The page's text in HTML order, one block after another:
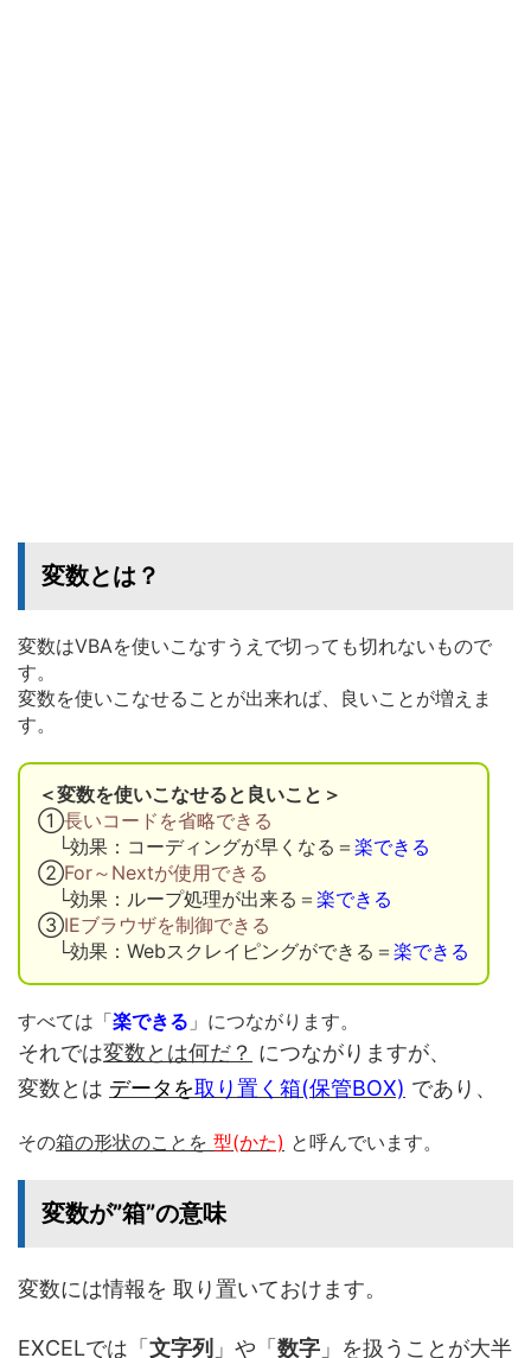
変数とは？
変数はVBAを使いこなすうえで切っても切れないもので
す。
変数を使いこなせることが出来れば、良いことが増えま
す。
＜変数を使いこなせると良いこと＞
①長いコードを省略できる
└効果：コーディングが早くなる＝ 楽できる
②For～Nextが使用できる
└効果：ループ処理が出来る＝ 楽できる
③IEブラウザを制御できる
└効果：Webスクレイピングができる＝ 楽できる
すべては「楽できる 」につながります。
それでは変数とは何だ？ につながりますが、
変数とは データを取り置く箱(保管BOX) であり、
その箱の形状のことを 型(かた) と呼んでいます。
変数が”箱”の意味
変数には情報を 取り置いておけます。
EXCELでは「 文字列 」や「 数字 」を扱うことが大半